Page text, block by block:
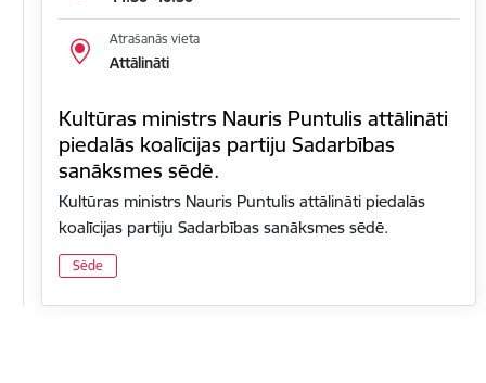
Atrašanās vieta
Attālināti
Kultūras ministrs Nauris Puntulis attālināti
piedalās koalīcijas partiju Sadarbības
sanāksmes sēdē.
Kultūras ministrs Nauris Puntulis attālināti piedalās
koalīcijas partiju Sadarbības sanāksmes sēdē.
Sēde